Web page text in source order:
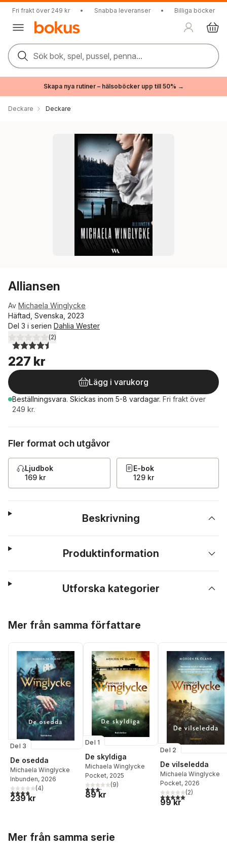
Fri frakt över 249 kr • Snabba leveranser • Billiga böcker
Sök bok, spel, pussel, penna...
Skapa nya rutiner – hälsoböcker upp till 50% →
Deckare Deckare
Alliansen
Av Michaela Winglycke
Häftad, Svenska, 2023
Del 3 i serien Dahlia Wester
4,5utav 5 stjärnor. Totalt antal röster:
(2)
227 kr
Lägg i varukorg
Beställningsvara. Skickas inom 5-8 vardagar. Fri frakt över
249 kr.
Fler format och utgåvor
Ljudbok
169 kr
E-bok
129 kr
Beskrivning
Produktinformation
Utforska kategorier
Mer från samma författare
Del 3
De osedda
Michaela Winglycke
Inbunden, 2026
3,8utav 5 stjärnor. Totalt antal röster:
(4)
239 kr
Del 1
De skyldiga
Michaela Winglycke
Pocket, 2025
3,2utav 5 stjärnor. Totalt antal röster:
(9)
89 kr
Del 2
De vilseledda
Michaela Winglycke
Pocket, 2026
5,0utav 5 stjärnor.
(2)
99 kr
Mer från samma serie